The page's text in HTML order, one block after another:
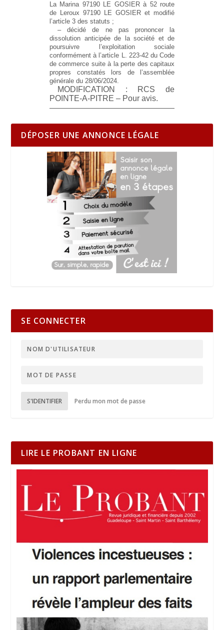
La Marina 97190 LE GOSIER à 52 route
de Leroux 97190 LE GOSIER et modifié
l’article 3 des statuts ;
– décidé de ne pas prononcer la
dissolution anticipée de la société et de
poursuivre l’exploitation sociale
conformément à l’article L. 223-42 du Code
de commerce suite à la perte des capitaux
propres constatés lors de l’assemblée
générale du 28/06/2024.
MODIFICATION : RCS de
POINTE-A-PITRE – Pour avis.
DÉPOSER UNE ANNONCE LÉGALE
SE CONNECTER
S'IDENTIFIER Perdu mon mot de passe
LIRE LE PROBANT EN LIGNE